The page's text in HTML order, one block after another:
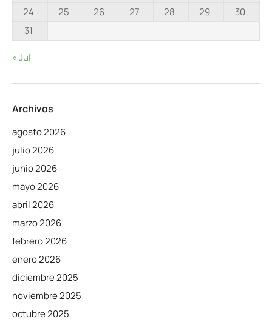
24
25 26 27 28 29
30
31
« Jul
Archivos
agosto 2026
julio 2026
junio 2026
mayo 2026
abril 2026
marzo 2026
febrero 2026
enero 2026
diciembre 2025
noviembre 2025
octubre 2025